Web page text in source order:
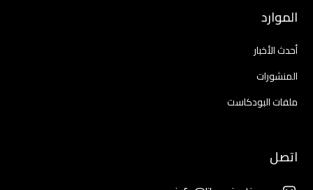
الموارد
أحدث الأخبار
المنشورات
ملفات البودكاست
اتصل